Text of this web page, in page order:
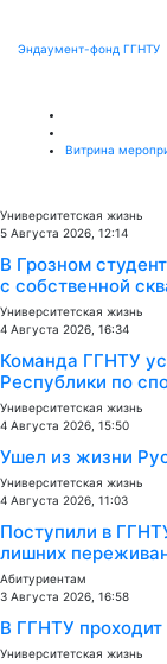
Эндаумент-фонд ГГНТУ
Витрина
Университетская жизнь
5 Августа 2026, 12:14
В Грозном
с собственной
Университетская жизнь
4 Августа 2026, 16:34
Команда ГГНТУ
Республики по
Университетская жизнь
4 Августа 2026, 15:50
Ушел из жизни
Университетская жизнь
4 Августа 2026, 11:03
Поступили в
лишних
Абитуриентам
3 Августа 2026, 16:58
В ГГНТУ проходит
Университетская жизнь